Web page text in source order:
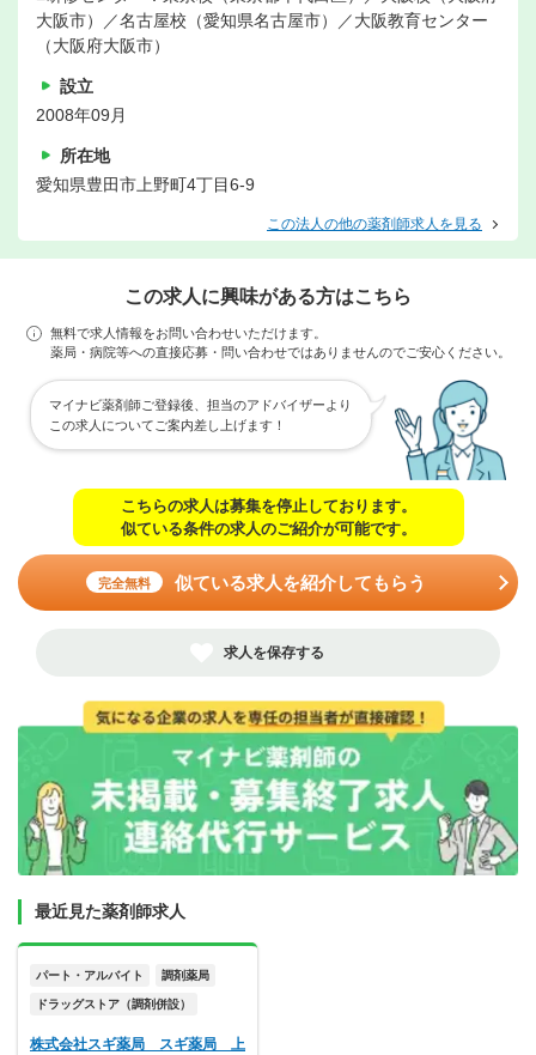
大阪市）／名古屋校（愛知県名古屋市）／大阪教育センター
（大阪府大阪市）
設立
2008年09月
所在地
愛知県豊田市上野町4丁目6-9
この法人の他の薬剤師求人を見る
この求人に興味がある方はこちら
無料で求人情報をお問い合わせいただけます。
薬局・病院等への直接応募・問い合わせではありませんのでご安心ください。
マイナビ薬剤師ご登録後、担当のアドバイザーより
この求人についてご案内差し上げます！
こちらの求人は募集を停止しております。
似ている条件の求人のご紹介が可能です。
完全無料 似ている求人を紹介してもらう
求人を保存する
最近見た薬剤師求人
パート・アルバイト 調剤薬局
ドラッグストア（調剤併設）
株式会社スギ薬局 スギ薬局 上